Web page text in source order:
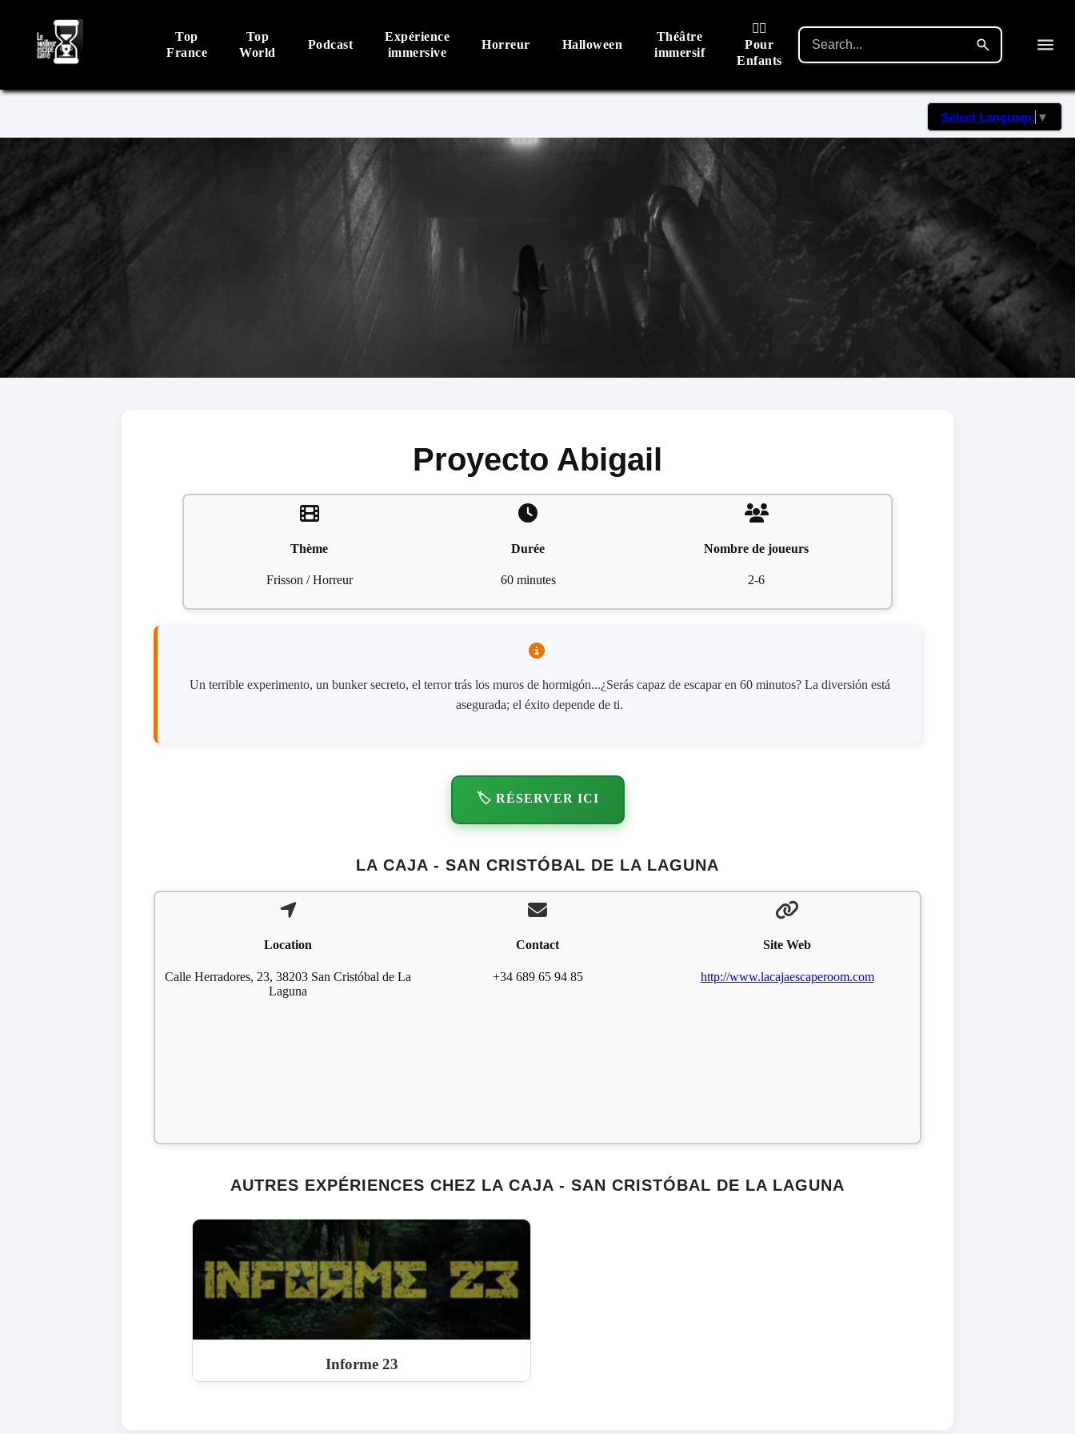
Top
France
Top
World
Podcast
Expérience
immersive
Horreur Halloween
Théâtre
immersif
🙋‍♂️
Pour
Enfants
Select Language ▼
Proyecto Abigail
Thème
Frisson / Horreur
Durée
60 minutes
Nombre de joueurs
2-6
Un terrible experimento, un bunker secreto, el terror trás los muros de hormigón...¿Serás capaz de escapar en 60 minutos? La diversión está
asegurada; el éxito depende de ti.
🏷️ RÉSERVER ICI
LA CAJA - SAN CRISTÓBAL DE LA LAGUNA
Location
Calle Herradores, 23, 38203 San Cristóbal de La
Laguna
Contact
+34 689 65 94 85
Site Web
http://www.lacajaescaperoom.com
AUTRES EXPÉRIENCES CHEZ LA CAJA - SAN CRISTÓBAL DE LA LAGUNA
Informe 23